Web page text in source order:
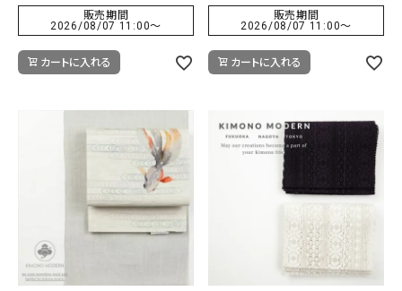
販売期間
2026/08/07 11:00〜
カートに入れる
販売期間
2026/08/07 11:00〜
カートに入れる